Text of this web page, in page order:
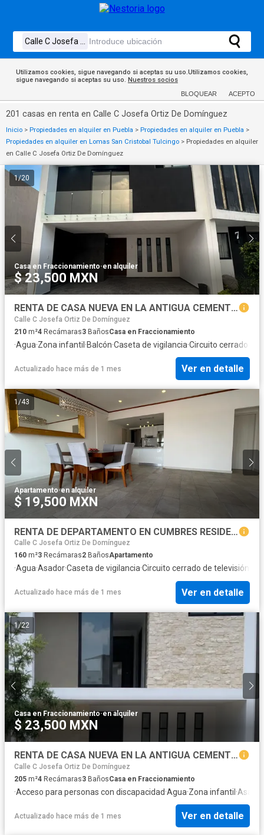
Utilizamos cookies, sigue navegando si aceptas su uso.Utilizamos cookies,
sigue navegando si aceptas su uso. Nuestros socios
BLOQUEAR ACEPTO
201 casas en renta en Calle C Josefa Ortiz De Domínguez
Inicio > Propiedades en alquiler en Puebla > Propiedades en alquiler en Puebla >
Propiedades en alquiler en Lomas San Cristobal Tulcingo > Propiedades en alquiler
en Calle C Josefa Ortiz De Domínguez
1/20
Casa en Fraccionamiento·en alquiler
$ 23,500 MXN
RENTA DE CASA NUEVA EN LA ANTIGUA CEMENTERA, PUEBLA, CUATRO RECAMARAS, SALA DE TV Y ROOF GARDEN
Calle C Josefa Ortiz De Domínguez
210 m²4 Recámaras3 BañosCasa en Fraccionamiento
·Agua·Zona infantil ·Balcón·Caseta de vigilancia·Circuito cerrado de
Actualizado hace más de 1 mes Ver en detalle
1 /43
Apartamento·en alquiler
$ 19,500 MXN
RENTA DE DEPARTAMENTO EN CUMBRES RESIDENCIAL, PUEBLA, TRES RECMARAS, TRES PISOS
Calle C Josefa Ortiz De Domínguez
160 m²3 Recámaras2 BañosApartamento
·Agua·Asador·Caseta de vigilancia·Circuito cerrado de televisión
Actualizado hace más de 1 mes Ver en detalle
1/22
Casa en Fraccionamiento·en alquiler
$ 23,500 MXN
RENTA DE CASA NUEVA EN LA ANTIGUA CEMENTERA, PUEBLA, PUEBLE, 4 RECAMARAS, SALA DE TV Y ROOF GARDEN
Calle C Josefa Ortiz De Domínguez
205 m²4 Recámaras3 BañosCasa en Fraccionamiento
·Acceso para personas con discapacidad·Agua·Zona infantil ·Asador
Actualizado hace más de 1 mes Ver en detalle